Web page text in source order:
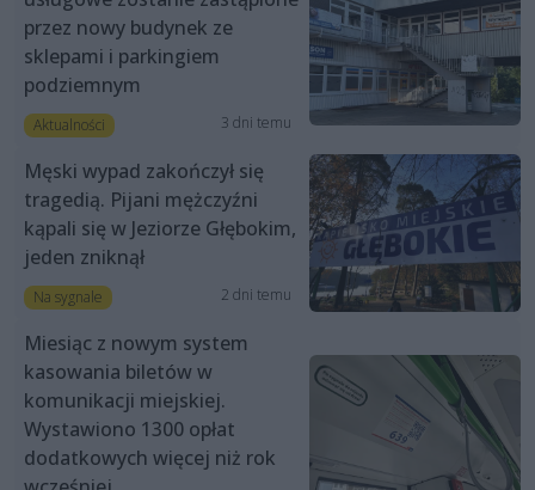
przez nowy budynek ze
sklepami i parkingiem
podziemnym
Aktualności 3 dni temu
Męski wypad zakończył się
tragedią. Pijani mężczyźni
kąpali się w Jeziorze Głębokim,
jeden zniknął
Na sygnale 2 dni temu
Miesiąc z nowym system
kasowania biletów w
komunikacji miejskiej.
Wystawiono 1300 opłat
dodatkowych więcej niż rok